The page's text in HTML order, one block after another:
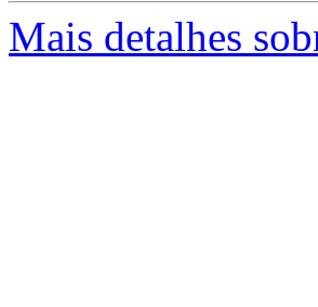
Mais detalhes